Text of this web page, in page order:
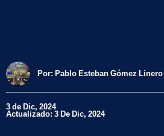
Por: Pablo Esteban Gómez Linero
3 de Dic, 2024
Actualizado: 3 De Dic, 2024